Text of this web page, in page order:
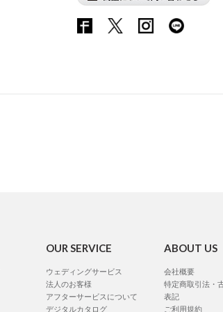
OUR SERVICE
ウェディングサービス
法人のお客様
アフターサービスについて
デジタルカタログ
ABOUT US
会社概要
特定商取引法・
表記
ご利用規約